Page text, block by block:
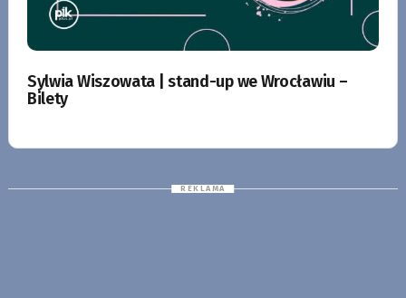
Sylwia Wiszowata | stand-up we Wrocławiu –
Bilety